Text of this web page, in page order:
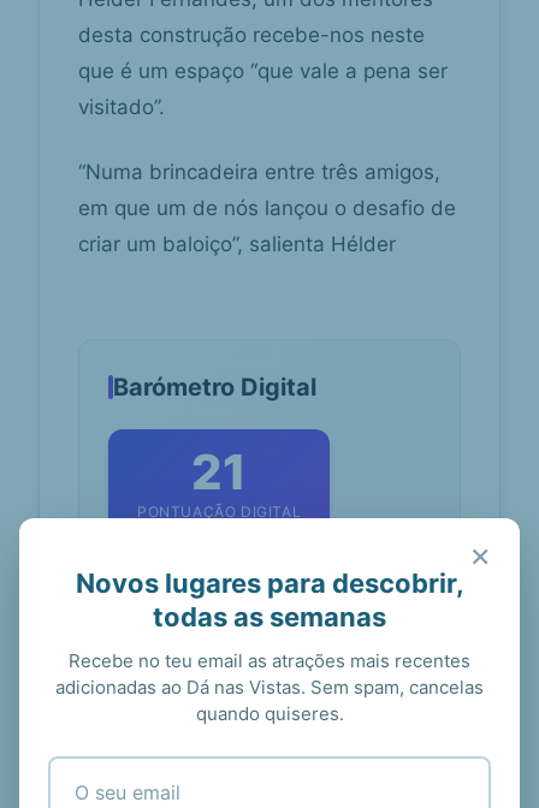
desta construção recebe-nos neste
que é um espaço “que vale a pena ser
visitado”.
“Numa brincadeira entre três amigos,
em que um de nós lançou o desafio de
criar um baloiço”, salienta Hélder
Barómetro Digital
21
PONTUAÇÃO DIGITAL
21
MENÇÕES
MENÇÕES
Baloiços de
Venha
descobrir os
baloicosdeportugal.pt
×
Novos lugares para descobrir,
todas as semanas
Recebe no teu email as atrações mais recentes
adicionadas ao Dá nas Vistas. Sem spam, cancelas
quando quiseres.